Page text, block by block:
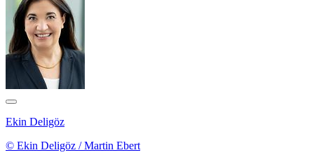
Ekin Deligöz
© Ekin Deligöz / Martin Ebert